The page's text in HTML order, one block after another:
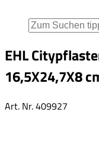
EHL
16,5X24,7X8
Art. Nr.409927